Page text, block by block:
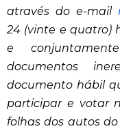
através do e-mail
24 (vinte e quatro)
e
documentos
documento hábil
participar e votar
folhas dos autos